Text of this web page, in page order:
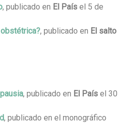
, publicado en El País el 5 de
, publicado en El salto
, publicado en El País el 30
, publicado en el monográfico